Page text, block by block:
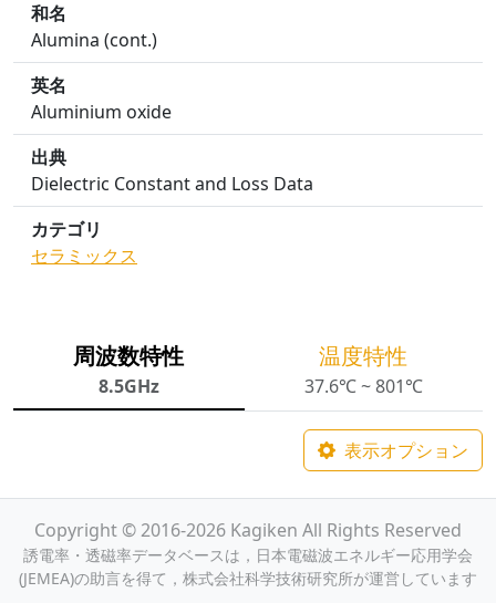
和名
Alumina (cont.)
英名
Aluminium oxide
出典
Dielectric Constant and Loss Data
カテゴリ
セラミックス
周波数特性
8.5GHz
温度特性
37.6℃ ~ 801℃
表示オプション
Copyright © 2016-2026 Kagiken All Rights Reserved
誘電率・透磁率データベースは，日本電磁波エネルギー応用学会
(JEMEA)の助言を得て，株式会社科学技術研究所が運営しています